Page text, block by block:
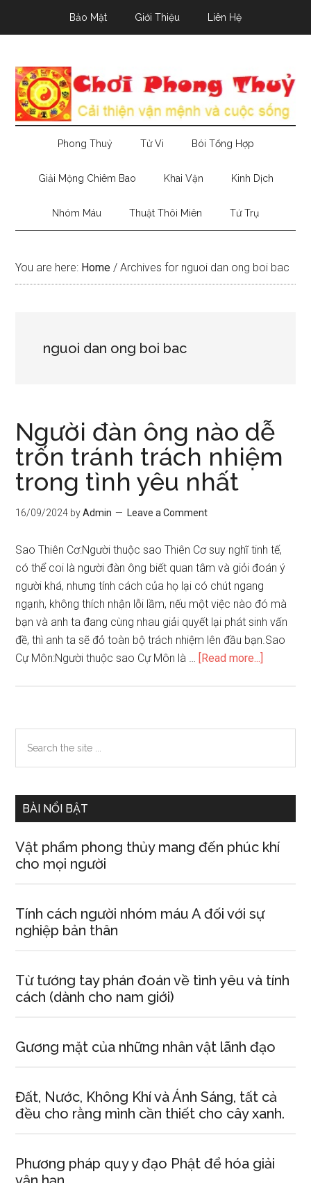
Bảo Mật Giới Thiệu Liên Hệ
Phong Thuỷ Tử Vi Bói Tổng Hợp
Giải Mộng Chiêm Bao Khai Vận Kinh Dịch
Nhóm Máu Thuật Thôi Miên Tứ Trụ
You are here: Home / Archives for nguoi dan ong boi bac
nguoi dan ong boi bac
Người đàn ông nào dễ
trốn tránh trách nhiệm
trong tình yêu nhất
16/09/2024 byAdmin Leave a Comment
Sao Thiên Cơ:Người thuộc sao Thiên Cơ suy nghĩ tinh tế,
có thể coi là người đàn ông biết quan tâm và giỏi đoán ý
người khá, nhưng tính cách của họ lại có chút ngang
ngạnh, không thích nhận lỗi lầm, nếu một việc nào đó mà
bạn và anh ta đang cùng nhau giải quyết lại phát sinh vấn
đề, thì anh ta sẽ đỏ toàn bộ trách nhiệm lên đầu bạn.Sao
Cự Môn:Người thuộc sao Cự Môn là … [Read more...]
nào
trốn
nhiệm
tình
Primary
Sidebar
the
BÀI NỔI BẬT
Vật phẩm phong thủy mang đến phúc khí
cho mọi người
Tính cách người nhóm máu A đối với sự
nghiệp bản thân
Từ tướng tay phán đoán về tình yêu và tính
cách (dành cho nam giới)
Gương mặt của những nhân vật lãnh đạo
Đất, Nước, Không Khí và Ánh Sáng, tất cả
đều cho rằng mình cần thiết cho cây xanh.
Phương pháp quy y đạo Phật để hóa giải